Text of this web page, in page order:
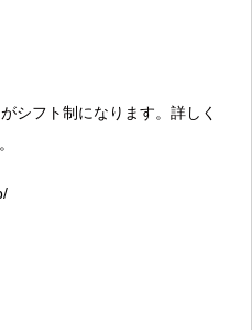
シフト制になります。詳しく